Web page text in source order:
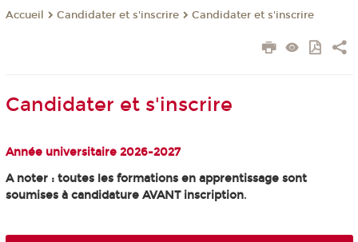
Accueil Candidater et s'inscrire Candidater et s'inscrire
Candidater et s'inscrire
Année universitaire 2026-2027
A noter : toutes les formations en apprentissage sont
soumises à candidature AVANT inscription.